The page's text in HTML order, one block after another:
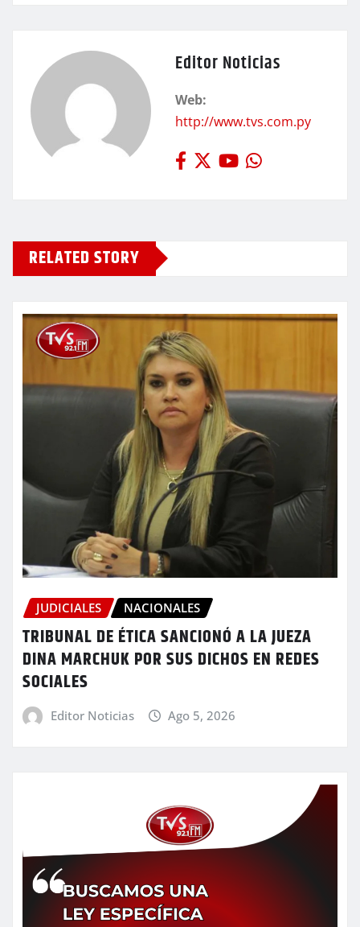
Editor Noticias
Web:
http://www.tvs.com.py
RELATED STORY
JUDICIALES NACIONALES
TRIBUNAL DE ÉTICA SANCIONÓ A LA JUEZA
DINA MARCHUK POR SUS DICHOS EN REDES
SOCIALES
Editor Noticias Ago 5, 2026